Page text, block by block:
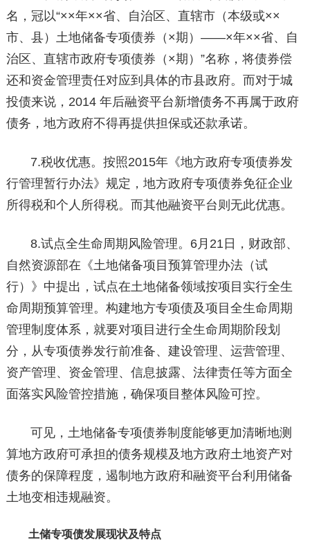
名，冠以“××年××省、自治区、直辖市（本级或××
市、县）土地储备专项债券（×期）——×年××省、自
治区、直辖市政府专项债券（×期）”名称，将债券偿
还和资金管理责任对应到具体的市县政府。而对于城
投债来说，2014 年后融资平台新增债务不再属于政府
债务，地方政府不得再提供担保或还款承诺。
7.税收优惠。按照2015年《地方政府专项债券发
行管理暂行办法》规定，地方政府专项债券免征企业
所得税和个人所得税。而其他融资平台则无此优惠。
8.试点全生命周期风险管理。6月21日，财政部、
自然资源部在《土地储备项目预算管理办法（试
行）》中提出，试点在土地储备领域按项目实行全生
命周期预算管理。构建地方专项债及项目全生命周期
管理制度体系，就要对项目进行全生命周期阶段划
分，从专项债券发行前准备、建设管理、运营管理、
资产管理、资金管理、信息披露、法律责任等方面全
面落实风险管控措施，确保项目整体风险可控。
可见，土地储备专项债券制度能够更加清晰地测
算地方政府可承担的债务规模及地方政府土地资产对
债务的保障程度，遏制地方政府和融资平台利用储备
土地变相违规融资。
土储专项债发展现状及特点